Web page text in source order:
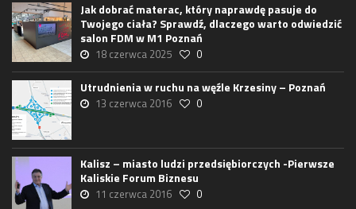
Jak dobrać materac, który naprawdę pasuje do
Twojego ciała? Sprawdź, dlaczego warto odwiedzić
salon FDM w M1 Poznań
18 czerwca 2025 0
Utrudnienia w ruchu na węźle Krzesiny – Poznań
13 czerwca 2016 0
Kalisz – miasto ludzi przedsiębiorczych -Pierwsze
Kaliskie Forum Biznesu
11 czerwca 2016 0